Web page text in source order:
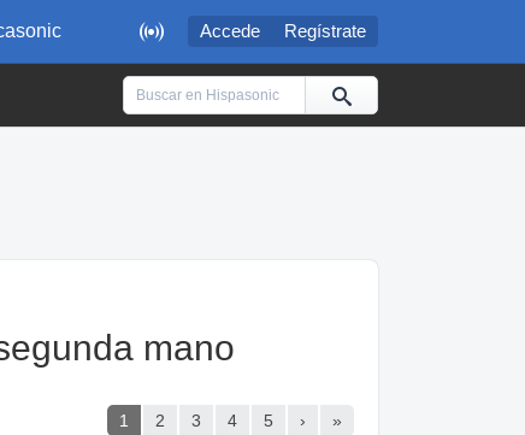
 Accede Regístrate
mano
1 2 3 4 5 › »